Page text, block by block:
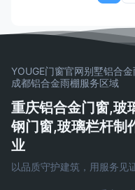
YOUGE门窗官网别墅铝合金
成都铝合金雨棚服务区域
重庆铝合金门窗,玻
钢门窗,玻璃栏杆制
业
以品质守护建筑，用服务